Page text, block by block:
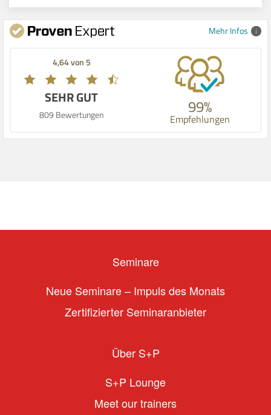
Mehr Infos
4,64 von 5
SEHR GUT
809 Bewertungen 99%
Empfehlungen
Seminare
Neue Seminare – Impuls des Monats
Zertifizierter Seminaranbieter
Über S+P
S+P Lounge
Meet our trainers